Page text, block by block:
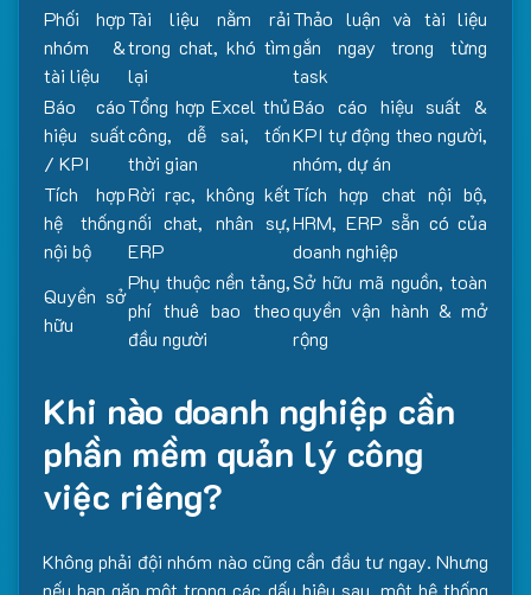
Phối hợp
nhóm &
tài liệu
Tài liệu nằm rải
trong chat, khó tìm
lại
Thảo luận và tài liệu
gắn ngay trong từng
task
Báo cáo
hiệu suất
/ KPI
Tổng hợp Excel thủ
công, dễ sai, tốn
thời gian
Báo cáo hiệu suất &
KPI tự động theo người,
nhóm, dự án
Tích hợp
hệ thống
nội bộ
Rời rạc, không kết
nối chat, nhân sự,
ERP
Tích hợp chat nội bộ,
HRM, ERP sẵn có của
doanh nghiệp
Quyền sở
hữu
Phụ thuộc nền tảng,
phí thuê bao theo
đầu người
Sở hữu mã nguồn, toàn
quyền vận hành & mở
rộng
Khi nào doanh nghiệp cần
phần mềm quản lý công
việc riêng?
Không phải đội nhóm nào cũng cần đầu tư ngay. Nhưng